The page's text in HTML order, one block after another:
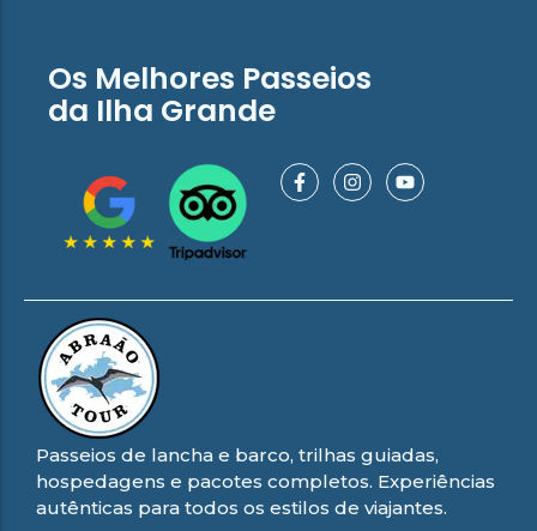
Os Melhores Passeios
da Ilha Grande
Passeios de lancha e barco, trilhas guiadas,
hospedagens e pacotes completos. Experiências
autênticas para todos os estilos de viajantes.